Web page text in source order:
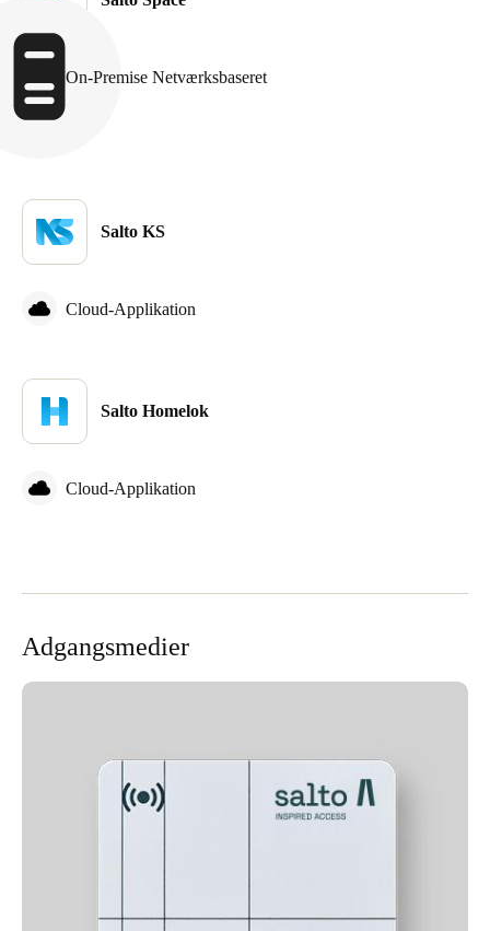
English
Norway
Norsk
Gem nyt valg som standard
On-Premise Netværksbaseret
Salto KS
Cloud-Applikation
Salto Homelok
Cloud-Applikation
Adgangsmedier